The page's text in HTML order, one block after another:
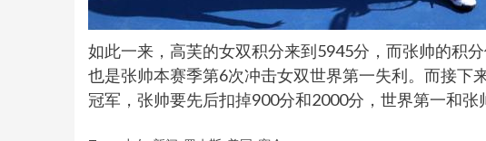
如此一来，高芙的女双积分来到5945分，而张帅的积
也是张帅本赛季第6次冲击女双世界第一失利。而接下
冠军，张帅要先后扣掉900分和2000分，世界第一和张